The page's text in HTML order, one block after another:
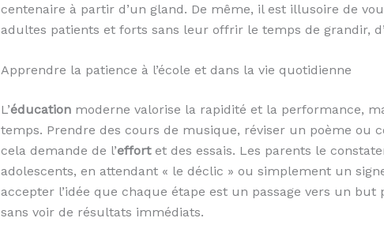
centenaire à partir d’un gland. De même, il est illusoire de
adultes patients et forts sans leur offrir le temps de grandir,
Apprendre la patience à l’école et dans la vie quotidienne
L’éducationmoderne valorise la rapidité et la performance,
temps. Prendre des cours de musique, réviser un poème ou
cela demande de l’effortet des essais. Les parents le
adolescents, en attendant « le déclic » ou simplement un
accepter l’idée que chaque étape est un passage vers un
sans voir de résultats immédiats.